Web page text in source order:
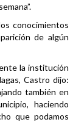
conocimientos
de algún
la institución
Castro dijo:
también en
haciendo
que podamos